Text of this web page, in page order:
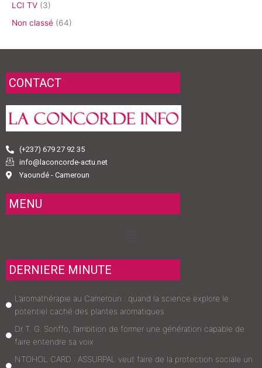
LCI TV (3)
Non classé (64)
CONTACT
(+237) 679 27 92 35
info@laconcorde-actu.net
Yaoundé - Cameroun
MENU
DERNIERE MINUTE
L’aromathérapie au Cameroun : quand la science explore le
potentiel caché des plantes aromatiques
Dr T. G. Sonffo, l’ambition de former une génération capable de
faire entendre sa voix
NTOHOL CARD : ASSURPAL veut faire de la protection sociale un